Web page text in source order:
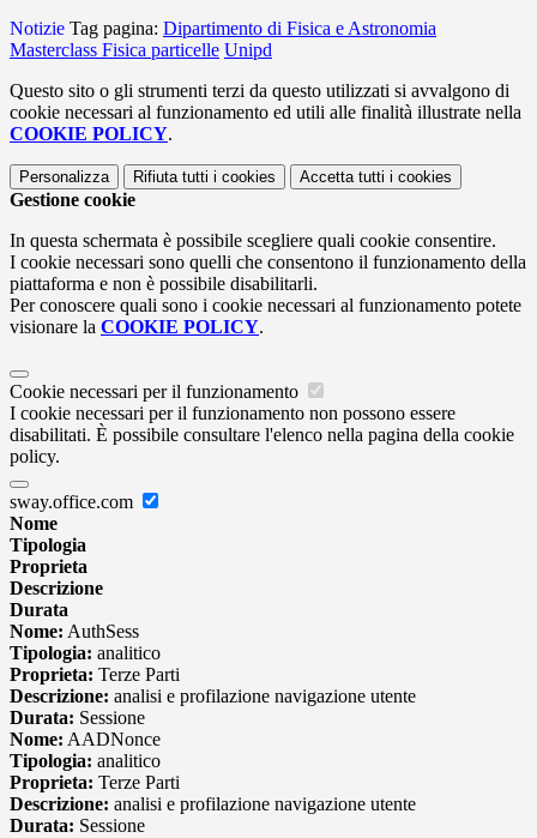
Notizie Tag pagina: Dipartimento di Fisica e Astronomia
Masterclass Fisica particelle Unipd
Questo sito o gli strumenti terzi da questo utilizzati si avvalgono di
cookie necessari al funzionamento ed utili alle finalità illustrate nella
COOKIE POLICY.
Personalizza Rifiuta tutti i cookies Accetta tutti i cookies
Gestione cookie
In questa schermata è possibile scegliere quali cookie consentire.
I cookie necessari sono quelli che consentono il funzionamento della
piattaforma e non è possibile disabilitarli.
Per conoscere quali sono i cookie necessari al funzionamento potete
visionare la COOKIE POLICY.
Cookie necessari per il funzionamento
I cookie necessari per il funzionamento non possono essere
disabilitati. È possibile consultare l'elenco nella pagina della cookie
policy.
sway.office.com
Nome
Tipologia
Proprieta
Descrizione
Durata
Nome: AuthSess
Tipologia: analitico
Proprieta: Terze Parti
Descrizione: analisi e profilazione navigazione utente
Durata: Sessione
Nome: AADNonce
Tipologia: analitico
Proprieta: Terze Parti
Descrizione: analisi e profilazione navigazione utente
Durata: Sessione